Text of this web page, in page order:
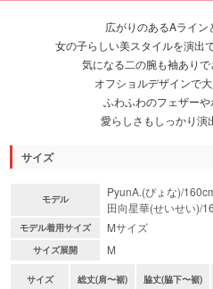
広がりのあるAライ
女の子らしい美スタイルを演出
気になる二の腕も袖ありで
オフショルデザインで
ふわふわのフェザー
愛らしさもしっかり
サイズ
モデル
PyunA.(ぴょな)/
田向星華(せいせい)/
モデル着用サイズ Mサイズ
サイズ展開 M
サイズ 総丈(肩〜裾) 脇丈(脇下〜裾)